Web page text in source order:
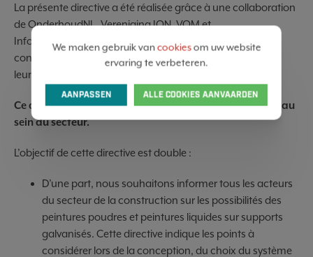
La présente directive a été réalisée grâce à une collaboration
de OnderhoudNL, Vereniging ION, VOM et
InfoZinc Benelux. Cette directive est le fruit d’une
concertation approfondie entre ces groupes sectoriels et
leurs membres.
Ce document bénéficie donc d’une large approbation au
sein du secteur.
L’objectif de cette directive est double :
D’une part, nous souhaitons informer tous les acteurs
du secteur de la construction sur les possibilités des
peintures poudres et peintures liquides sur supports
galvanisés. Cette directive indique les points à
considérer lors de la conception, du choix du système
We maken gebruik vancookiesom uw website
ervaring te verbeteren.
AANPASSEN ALLE COOKIES AANVAARDEN